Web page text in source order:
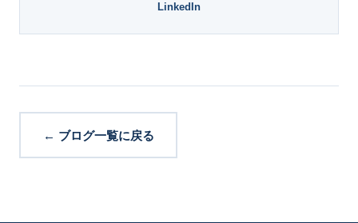
LinkedIn
← ブログ一覧に戻る